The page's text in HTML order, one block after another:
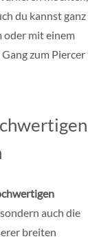
du kannst ganz
oder mit einem
zum Piercer
auch die
breiten